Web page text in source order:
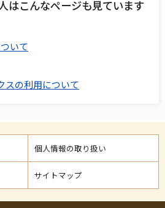
はこんなページも見ています
いて
スの利用について
個人情報の取り扱い
サイトマップ